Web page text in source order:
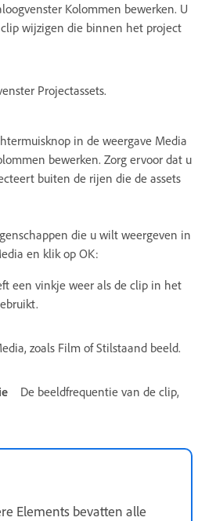
Kolommen bewerken. U
wijzigen die binnen het project
Projectassets.
in de weergave Media
bewerken. Zorg ervoor dat u
buiten de rijen die de assets
die u wilt weergeven in
en klik op OK:
een vinkje weer als de clip in het
zoals Film of Stilstaand beeld.
De beeldfrequentie van de clip,
Elements bevatten alle